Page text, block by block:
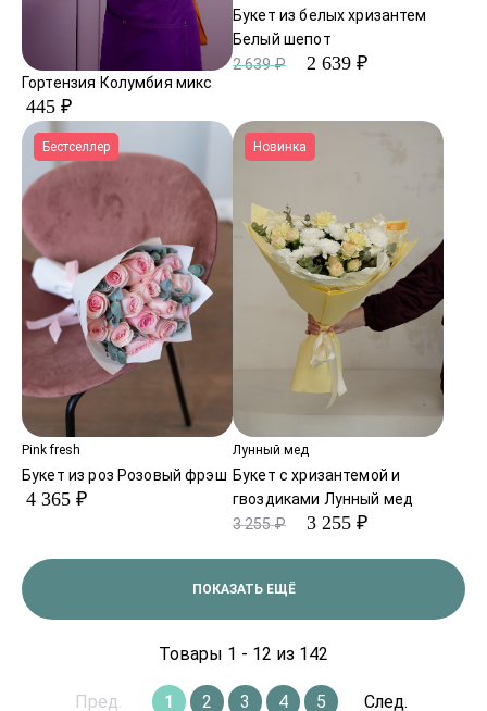
Гортензия Колумбия микс
445 ₽
Букет из белых хризантем
Белый шепот
2 639 ₽
2 639 ₽
Бестселлер
Pink fresh
Букет из роз Розовый фрэш
4 365 ₽
Новинка
Лунный мед
Букет с хризантемой и
гвоздиками Лунный мед
3 255 ₽
3 255 ₽
ПОКАЗАТЬ ЕЩЁ
Товары 1 - 12 из 142
Пред. 1 2 3 4 5 След.